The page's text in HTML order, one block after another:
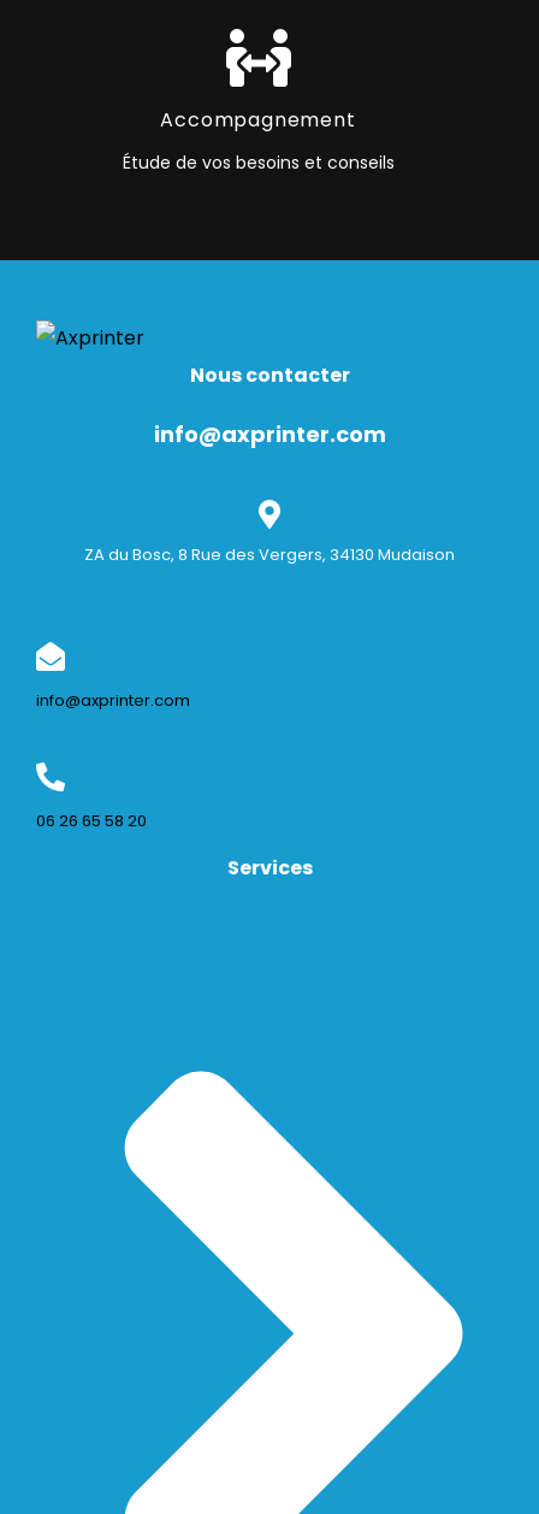
Accompagnement
Étude de vos besoins et conseils
Nous contacter
info@axprinter.com
ZA du Bosc, 8 Rue des Vergers, 34130 Mudaison
info@axprinter.com
06 26 65 58 20
Services